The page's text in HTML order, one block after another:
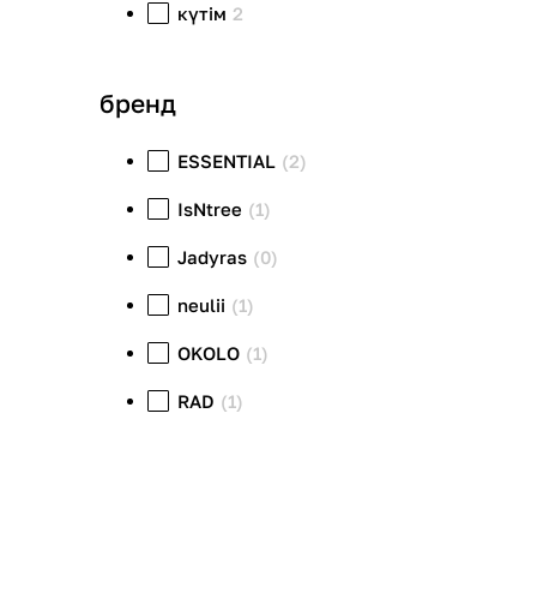
күтім 2
бренд
ESSENTIAL (2)
IsNtree (1)
Jadyras (0)
neulii (1)
OKOLO (1)
RAD (1)